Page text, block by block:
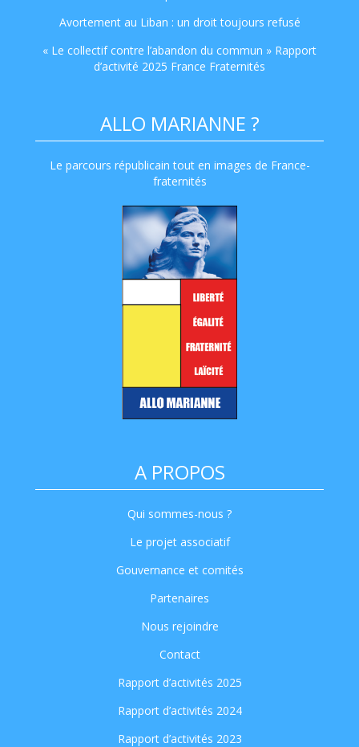
Avortement au Liban : un droit toujours refusé
« Le collectif contre l’abandon du commun » Rapport
d’activité 2025 France Fraternités
ALLO MARIANNE ?
Le parcours républicain tout en images de France-
fraternités
A PROPOS
Qui sommes-nous ?
Le projet associatif
Gouvernance et comités
Partenaires
Nous rejoindre
Contact
Rapport d’activités 2025
Rapport d’activités 2024
Rapport d’activités 2023